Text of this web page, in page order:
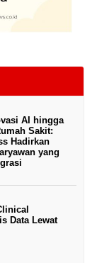
AI hingga
Sakit:
Hadirkan
yang
Data Lewat